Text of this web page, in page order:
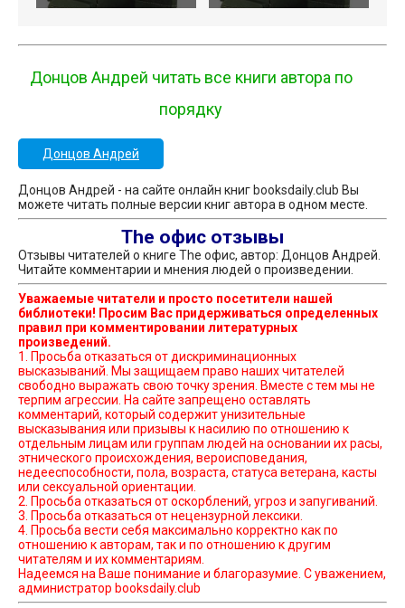
Донцов Андрей читать все книги автора по
порядку
Донцов Андрей
Донцов Андрей - на сайте онлайн книг booksdaily.club Вы
можете читать полные версии книг автора в одном месте.
The офис отзывы
Отзывы читателей о книге The офис, автор: Донцов Андрей.
Читайте комментарии и мнения людей о произведении.
Уважаемые читатели и просто посетители нашей
библиотеки! Просим Вас придерживаться определенных
правил при комментировании литературных
произведений.
1. Просьба отказаться от дискриминационных
высказываний. Мы защищаем право наших читателей
свободно выражать свою точку зрения. Вместе с тем мы не
терпим агрессии. На сайте запрещено оставлять
комментарий, который содержит унизительные
высказывания или призывы к насилию по отношению к
отдельным лицам или группам людей на основании их расы,
этнического происхождения, вероисповедания,
недееспособности, пола, возраста, статуса ветерана, касты
или сексуальной ориентации.
2. Просьба отказаться от оскорблений, угроз и запугиваний.
3. Просьба отказаться от нецензурной лексики.
4. Просьба вести себя максимально корректно как по
отношению к авторам, так и по отношению к другим
читателям и их комментариям.
Надеемся на Ваше понимание и благоразумие. С уважением,
администратор booksdaily.club